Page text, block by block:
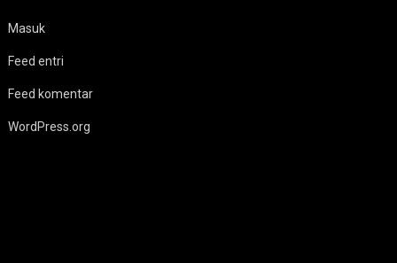
Masuk
Feed entri
Feed komentar
WordPress.org